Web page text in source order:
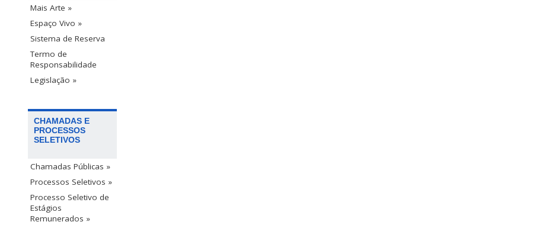
Mais Arte »
Espaço Vivo »
Sistema de Reserva
Termo de
Responsabilidade
Legislação »
CHAMADAS E
PROCESSOS
SELETIVOS
Chamadas Públicas »
Processos Seletivos »
Processo Seletivo de
Estágios
Remunerados »